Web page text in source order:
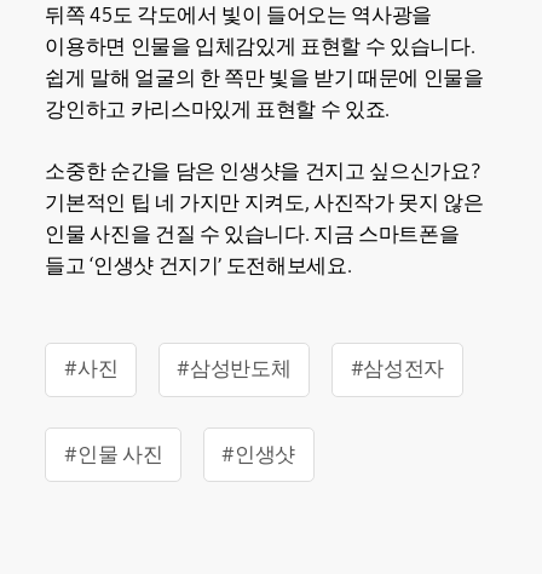
뒤쪽 45도 각도에서 빛이 들어오는 역사광을
이용하면 인물을 입체감있게 표현할 수 있습니다.
쉽게 말해 얼굴의 한 쪽만 빛을 받기 때문에 인물을
강인하고 카리스마있게 표현할 수 있죠.
소중한 순간을 담은 인생샷을 건지고 싶으신가요?
기본적인 팁 네 가지만 지켜도, 사진작가 못지 않은
인물 사진을 건질 수 있습니다. 지금 스마트폰을
들고 ‘인생샷 건지기’ 도전해보세요.
#사진 #삼성반도체 #삼성전자
#인물 사진 #인생샷